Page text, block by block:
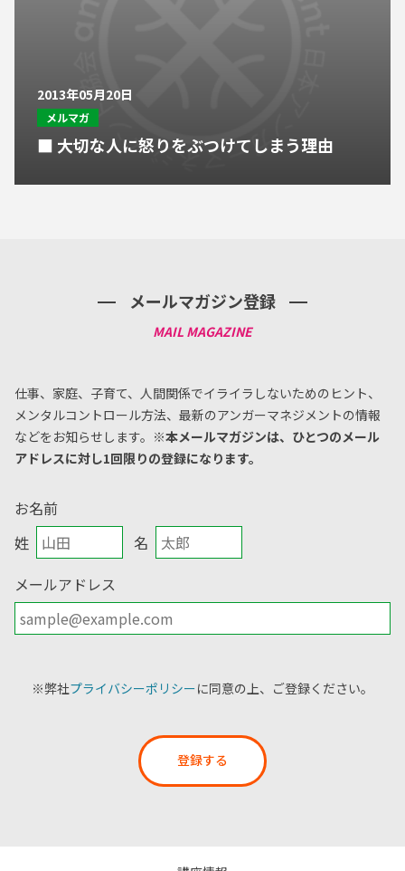
2013年05月20日
メルマガ
■ 大切な人に怒りをぶつけてしまう理由
メールマガジン登録
仕事、家庭、子育て、人間関係でイライラしないためのヒント、
メンタルコントロール方法、 最新のアンガーマネジメントの情報
などをお知らせします。 ※本メールマガジンは、ひとつのメール
アドレスに対し1回限りの登録になります。
お名前
姓
名
メールアドレス
※弊社プライバシーポリシーに同意の上、ご登録ください。
登録する